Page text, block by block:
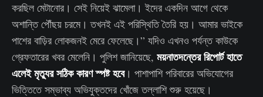
করছিল মেটানোর। সেই নিয়েই ঝামেলা। ইদের একদিন আগে থেকে
অশান্তি পৌঁছয় চরমে। তখনই এই পরিস্থিতি তৈরি হয়। আমার ভাইকে
পাশের বাড়ির লোকজনই মেরে ফেলেছে।” যদিও এখনও পর্যন্ত কাউকে
গ্রেফতারের খবর মেলেনি। পুলিশ জানিয়েছে, ময়নাতদন্তের রিপোর্ট হাতে
এলেই মৃত্যুর সঠিক কারণ স্পষ্ট হবে। পাশাপাশি পরিবারের অভিযোগের
ভিত্তিতে সম্ভাব্য অভিযুক্তদের খোঁজে তল্লাশি শুরু হয়েছে।